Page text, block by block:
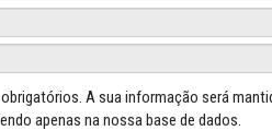
A sua informação será
apenas na nossa base de dados.